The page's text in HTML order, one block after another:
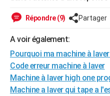
Guides de France
Escapades
Patrimoine
Expositions
Musées
Week-end nature
LIFESTYLE
Art de vivre
Bien-être
Loisirs
Mode
Modes de vie
SANTE
Alimentation
Guide de la santé
Maladies
Médicaments
Sommeil
VOYAGE
Destinations
City break
Voyage nature
Voyage de noces
Forum
Climat
+PHOTO
Répondre (9) Partager
A voir également:
Pourquoi ma machine à
Code erreur machine à laver
Machine à laver high one
Machine a laver qui tape a